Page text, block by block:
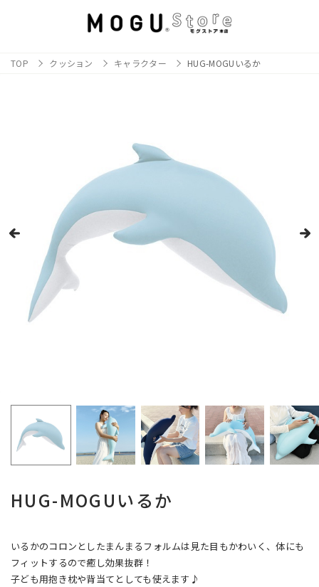
TOP クッション キャラクター HUG-MOGUいるか
HUG-MOGUいるか
いるかのコロンとしたまんまるフォルムは見た目もかわいく、体にも
フィットするので癒し効果抜群！
子ども用抱き枕や背当てとしても使えます♪